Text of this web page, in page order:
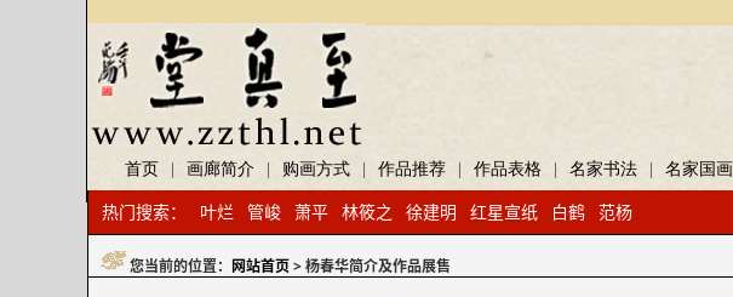
首页 画廊简介 购画方式 作品推荐 作品表格 名家书法 名家国画
热门搜索： 叶烂 管峻 萧平 林筱之 徐建明 红星宣纸 白鹤 范杨
您当前的位置： 网站首页> 杨春华简介及作品展售